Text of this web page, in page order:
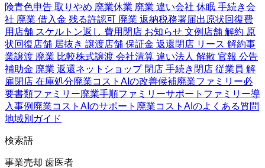
険青色申告 取りやめ 廃業休業 廃業 違い会社 休眠 手続き会
社 廃業 借入金 残る許認可 廃業 返納税務署届出 原状回復費
用 店舗 スケルトン返し 費用 閉店 お知らせ 文例 店舗 解約 原
状回復店舗 居抜き 譲渡店舗 保証金 返還閉店 リース 解約事
業譲渡 廃業 比較株式譲渡 会社清算 違い法人 解散 官報 公告
補助金 廃業 返還ネットショップ 閉店 手続き 閉店 従業員 解
雇閉店 在庫処分廃業コストAIの改善候補廃業ファミリー必
要書類ファミリー廃業手順ファミリーサポートファミリー導
入事例 廃業コストAIのサポート 廃業コストAIのよくある質問
地域別ガイド
検索語
事業売却 歯医者